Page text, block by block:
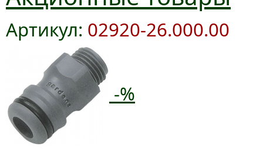
Артикул: 02920-26.000.00
-%